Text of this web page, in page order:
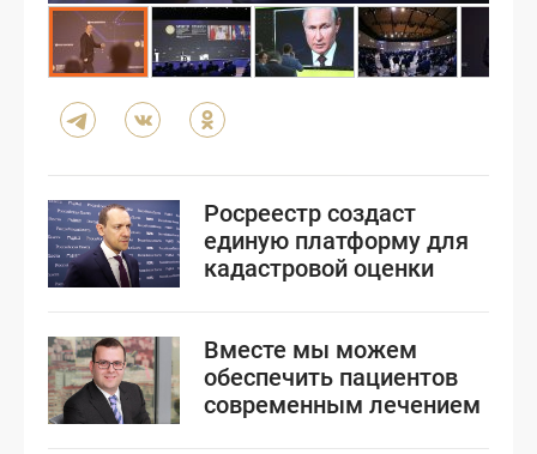
Росреестр создаст
единую платформу для
кадастровой оценки
Вместе мы можем
обеспечить пациентов
современным лечением